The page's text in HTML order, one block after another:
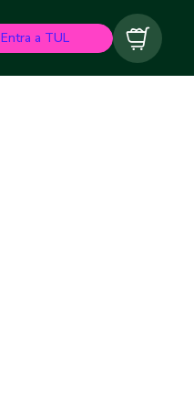
Entra a TUL Carrito